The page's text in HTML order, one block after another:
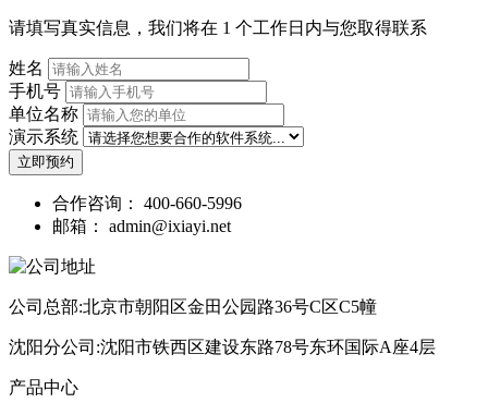
请填写真实信息，我们将在 1 个工作日内与您取得联系
姓名
手机号
单位名称
演示系统
立即预约
合作咨询： 400-660-5996
邮箱： admin@ixiayi.net
公司总部:北京市朝阳区金田公园路36号C区C5幢
沈阳分公司:沈阳市铁西区建设东路78号东环国际A座4层
产品中心